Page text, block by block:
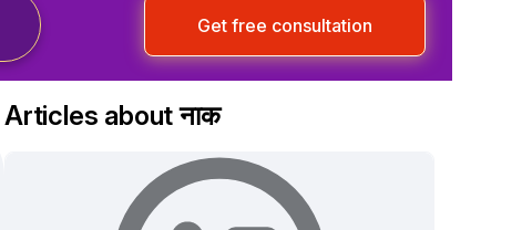
Get free consultation
Articles about नाक